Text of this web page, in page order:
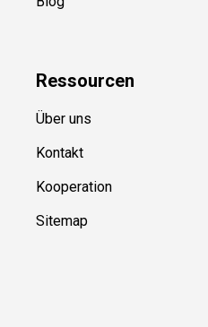
Kategorien
Ressource